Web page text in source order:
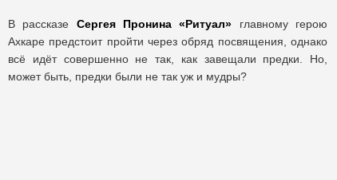
В рассказе Сергея Пронина «Ритуал» главному герою
Ахкаре предстоит пройти через обряд посвящения, однако
всё идёт совершенно не так, как завещали предки. Но,
может быть, предки были не так уж и мудры?